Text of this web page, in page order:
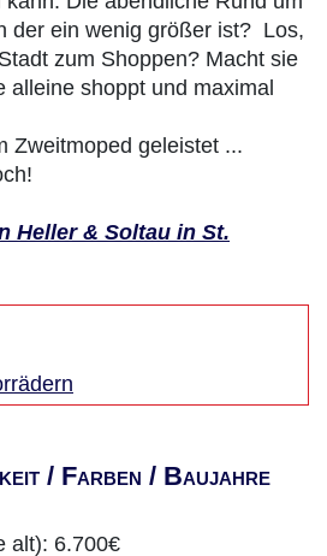
der ein wenig größer ist? Los,
zum Shoppen? Macht sie
alleine shoppt und maximal
Zweitmoped geleistet ...
Heller & Soltau in St.
/ Farben / Baujahre
alt): 6.700€